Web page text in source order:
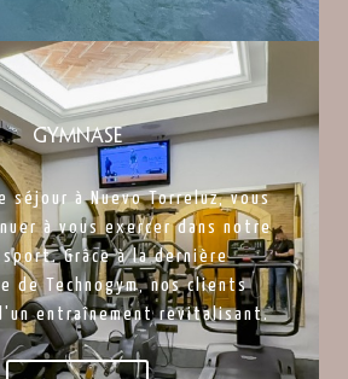
Gymnase
séjour à Nuevo Torreluz, vous
à vous exercer dans notre
Grâce à la dernière
de Technogym, nos clients
entraînement revitalisant.